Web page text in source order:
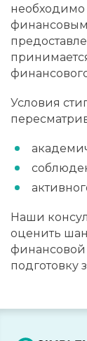
необходимо
Условия
Наши
оценить
подготовку